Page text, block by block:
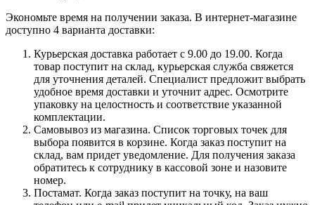
Экономьте время на получении заказа. В интернет-магазине
доступно 4 варианта доставки:
Курьерская доставка работает с 9.00 до 19.00. Когда
товар поступит на склад, курьерская служба свяжется
для уточнения деталей. Специалист предложит выбрать
удобное время доставки и уточнит адрес. Осмотрите
упаковку на целостность и соответствие указанной
комплектации.
Самовывоз из магазина. Список торговых точек для
выбора появится в корзине. Когда заказ поступит на
склад, вам придет уведомление. Для получения заказа
обратитесь к сотруднику в кассовой зоне и назовите
номер.
Постамат. Когда заказ поступит на точку, на ваш